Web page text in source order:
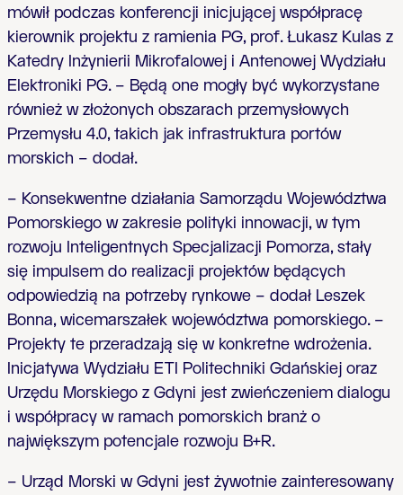
mówił podczas konferencji inicjującej współpracę
kierownik projektu z ramienia PG, prof. Łukasz Kulas z
Katedry Inżynierii Mikrofalowej i Antenowej Wydziału
Elektroniki PG. – Będą one mogły być wykorzystane
również w złożonych obszarach przemysłowych
Przemysłu 4.0, takich jak infrastruktura portów
morskich – dodał.
– Konsekwentne działania Samorządu Województwa
Pomorskiego w zakresie polityki innowacji, w tym
rozwoju Inteligentnych Specjalizacji Pomorza, stały
się impulsem do realizacji projektów będących
odpowiedzią na potrzeby rynkowe – dodał Leszek
Bonna, wicemarszałek województwa pomorskiego. –
Projekty te przeradzają się w konkretne wdrożenia.
Inicjatywa Wydziału ETI Politechniki Gdańskiej oraz
Urzędu Morskiego z Gdyni jest zwieńczeniem dialogu
i współpracy w ramach pomorskich branż o
największym potencjale rozwoju B+R.
– Urząd Morski w Gdyni jest żywotnie zainteresowany